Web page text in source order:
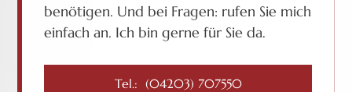
benötigen. Und bei Fragen: rufen Sie mich
einfach an. Ich bin gerne für Sie da.
Tel.: (04203) 707550